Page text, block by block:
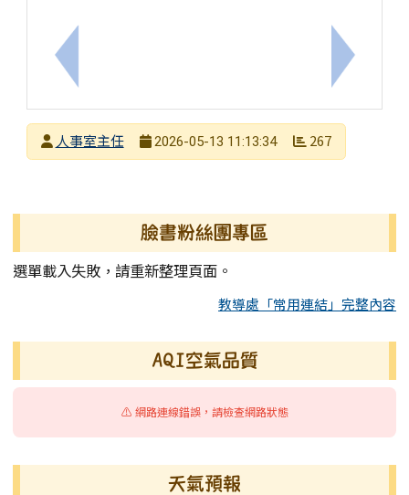
上一筆：勤休制度宣導 下一筆：
發布者人事室主任
2026-05-13 11:13:34 267
左邊區域內容臉書粉絲團專區
選單載入失敗，請重新整理頁面。
教導處「常用連結」完整內容
AQI空氣品質
⚠️ 網路連線錯誤，請檢查網路狀態
天氣預報